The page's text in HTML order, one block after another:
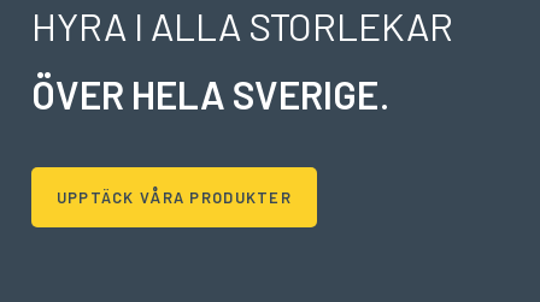
HYRA I ALLA STORLEKAR
ÖVER HELA SVERIGE.
UPPTÄCK VÅRA PRODUKTER